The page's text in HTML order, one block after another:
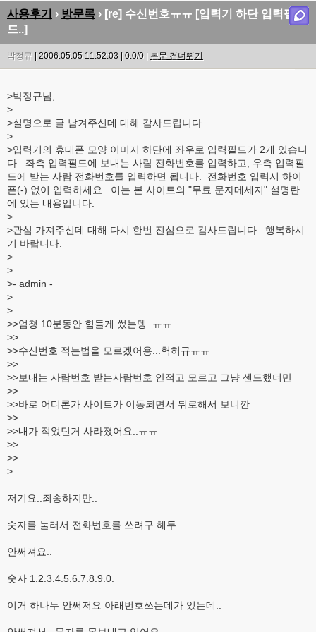
사용후기 › 방문록 › [re] 수신번호ㅠㅠ [입력기 하단 입력필
드..]
박정규 | 2006.05.05 11:52:03 | 0.0/0 | 본문 건너뛰기
>박정규님,
>
>실명으로 글 남겨주신데 대해 감사드립니다.
>
>입력기의 휴대폰 모양 이미지 하단에 좌우로 입력필드가 2개 있습니
다. 좌측 입력필드에 보내는 사람 전화번호를 입력하고, 우측 입력필
드에 받는 사람 전화번호를 입력하면 됩니다. 전화번호 입력시 하이
픈(-) 없이 입력하세요. 이는 본 사이트의 "무료 문자메세지" 설명란
에 있는 내용입니다.
>
>관심 가져주신데 대해 다시 한번 진심으로 감사드립니다. 행복하시
기 바랍니다.
>
>
>- admin -
>
>
>>엄청 10분동안 힘들게 썼는뎅..ㅠㅠ
>>
>>수신번호 적는법을 모르겠어용...헉허규ㅠㅠ
>>
>>보내는 사람번호 받는사람번호 안적고 모르고 그냥 센드했더만
>>
>>바로 어디론가 사이트가 이동되면서 뒤로해서 보니깐
>>
>>내가 적었던거 사라졌어요..ㅠㅠ
>>
>>
>
저기요..죄송하지만..
숫자를 눌러서 전화번호를 쓰려구 해두
안써져요..
숫자 1.2.3.4.5.6.7.8.9.0.
이거 하나두 안써저요 아래번호쓰는데가 있는데..